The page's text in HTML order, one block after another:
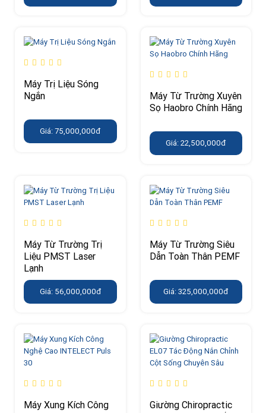
Máy Trị Liệu Sóng
Ngắn
Giá: 75,000,000đ
Máy Từ Trường Xuyên
Sọ Haobro Chính Hãng
Giá: 22,500,000đ
Máy Từ Trường Trị
Liệu PMST Laser
Lạnh
Giá: 56,000,000đ
Máy Từ Trường Siêu
Dẫn Toàn Thân PEMF
Giá: 325,000,000đ
Máy Xung Kích Công
Giường Chiropractic